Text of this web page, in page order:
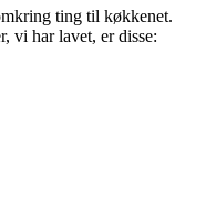
ting til køkkenet.
vi har lavet, er disse: